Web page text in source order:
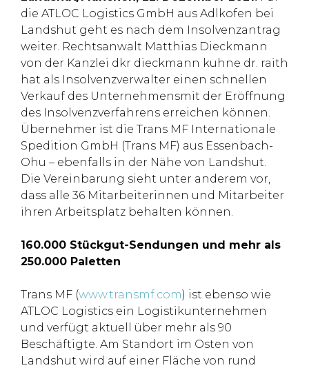
die ATLOC Logistics GmbH aus Adlkofen bei
Landshut geht es nach dem Insolvenzantrag
weiter. Rechtsanwalt Matthias Dieckmann
von der Kanzlei dkr dieckmann kuhne dr. raith
hat als Insolvenzverwalter einen schnellen
Verkauf des Unternehmensmit der Eröffnung
des Insolvenzverfahrens erreichen können.
Übernehmer ist die Trans MF Internationale
Spedition GmbH (Trans MF) aus Essenbach-
Ohu – ebenfalls in der Nähe von Landshut.
Die Vereinbarung sieht unter anderem vor,
dass alle 36 Mitarbeiterinnen und Mitarbeiter
ihren Arbeitsplatz behalten können.
160.000 Stückgut-Sendungen und mehr als
250.000 Paletten
Trans MF (www.transmf.com) ist ebenso wie
ATLOC Logistics ein Logistikunternehmen
und verfügt aktuell über mehr als 90
Beschäftigte. Am Standort im Osten von
Landshut wird auf einer Fläche von rund